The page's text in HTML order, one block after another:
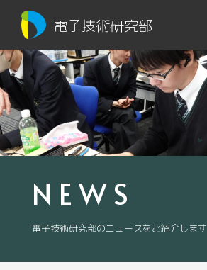
電子技術研究部
NEWS
電子技術研究部のニュースをご紹介します